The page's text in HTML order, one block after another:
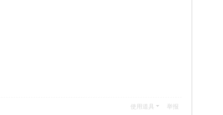
使用道具 举报